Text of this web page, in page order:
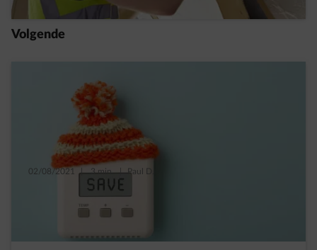
Volgende
02/08/2021 | 3 min. | Paul D.
Klaar voor de winter met 5 eenvoudige
isolatiewerken
Read more